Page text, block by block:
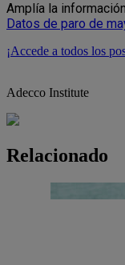
Amplía la
Datos de paro de
¡Accede a todos los
Adecco Institute
Relacionado